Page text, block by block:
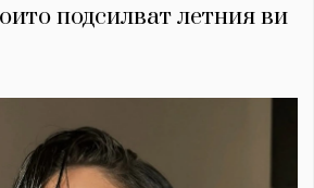
подсилват летния ви